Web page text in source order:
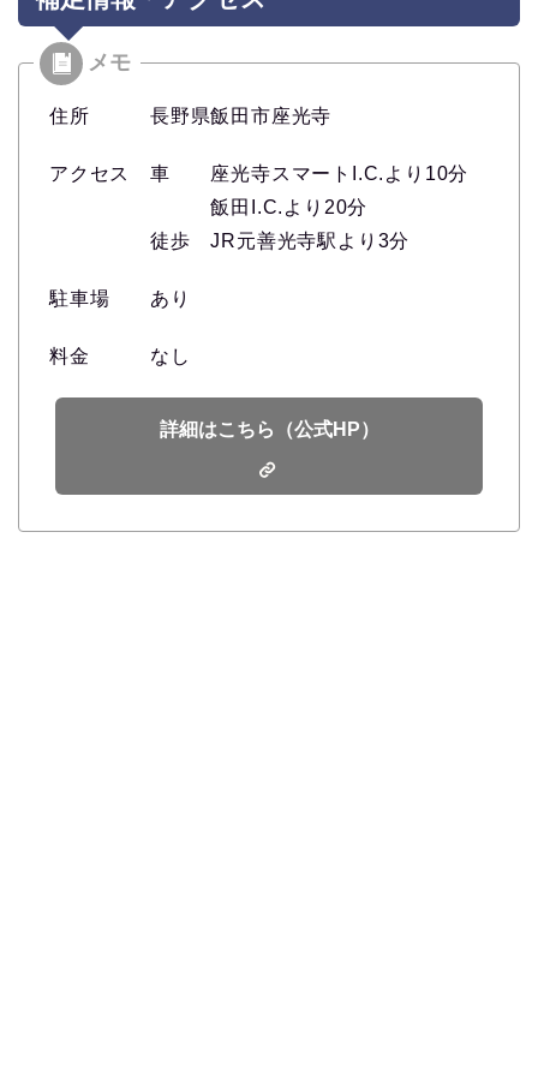
住所 長野県飯田市座光寺
アクセス 車 座光寺スマートI.C.より10分
飯田I.C.より20分
徒歩 JR元善光寺駅より3分
駐車場 あり
料金 なし
詳細はこちら（公式HP）